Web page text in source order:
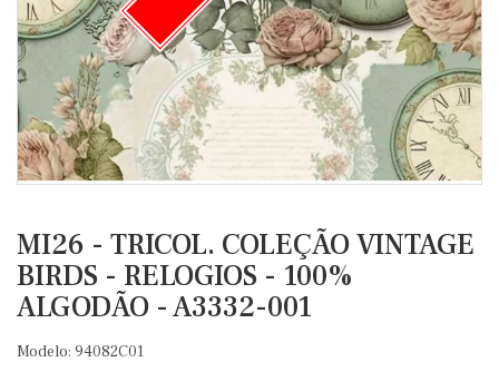
MI26 - TRICOL. COLEÇÃO VINTAGE
BIRDS - RELOGIOS - 100%
ALGODÃO - A3332-001
Modelo: 94082C01